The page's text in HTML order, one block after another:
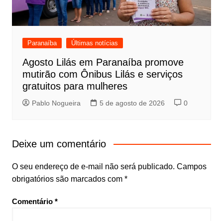
Paranaíba Últimas notícias
Agosto Lilás em Paranaíba promove
mutirão com Ônibus Lilás e serviços
gratuitos para mulheres
Pablo Nogueira 5 de agosto de 2026 0
Deixe um comentário
O seu endereço de e-mail não será publicado. Campos
obrigatórios são marcados com *
Comentário *